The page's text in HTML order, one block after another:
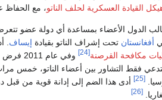
القيادة العسكرية لحلف الناتو، مع الحفاظ
الدول الأعضاء بمساعدة أي دولة عضو تتعرض
أفغانستان تحت إشراف الناتو بقيادة إيساف .
مكافحة القرصنة[24] وفي عام 2011 فرض
[25]
[26]